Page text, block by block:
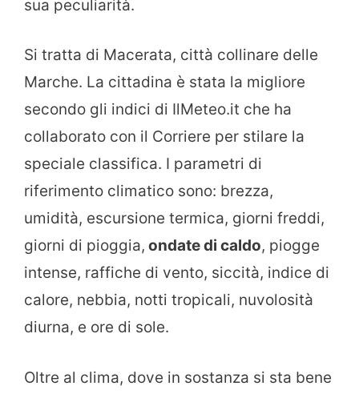
sua peculiarità.
Si tratta di Macerata, città collinare delle
Marche. La cittadina è stata la migliore
secondo gli indici di IlMeteo.it che ha
collaborato con il Corriere per stilare la
speciale classifica. I parametri di
riferimento climatico sono: brezza,
umidità, escursione termica, giorni freddi,
giorni di pioggia, ondate di caldo, piogge
intense, raffiche di vento, siccità, indice di
calore, nebbia, notti tropicali, nuvolosità
diurna, e ore di sole.
Oltre al clima, dove in sostanza si sta bene